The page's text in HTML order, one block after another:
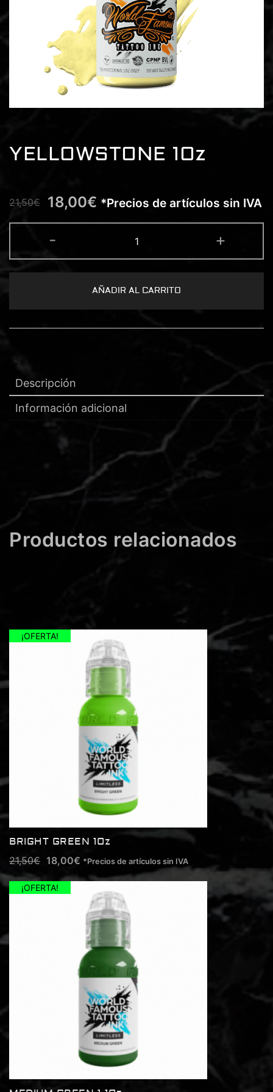
YELLOWSTONE 1Oz
21,50€ 18,00€ *Precios de artículos sin IVA
-
1Oz
cantidad
+
AÑADIR AL CARRITO
Descripción
Información adicional
Productos relacionados
¡OFERTA!
BRIGHT GREEN 1Oz
21,50€ 18,00€ *Precios de artículos sin IVA
¡OFERTA!